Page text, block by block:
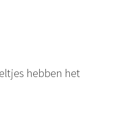
hebben het